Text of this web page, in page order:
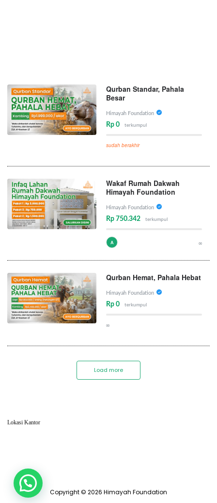
Qurban Standar, Pahala
Besar
Himayah Foundation
Rp 0 terkumpul
sudah berakhir
Wakaf Rumah Dakwah
Himayah Foundation
Himayah Foundation
Rp 750.342 terkumpul
A ∞
Qurban Hemat, Pahala Hebat
Himayah Foundation
Rp 0 terkumpul
∞
Load more
Lokasi Kantor
Copyright © 2026 Himayah Foundation